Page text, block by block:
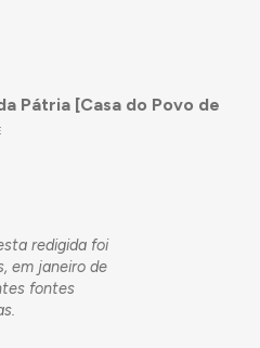
Pátria [Casa do Povo de
redigida foi
em janeiro de
fontes